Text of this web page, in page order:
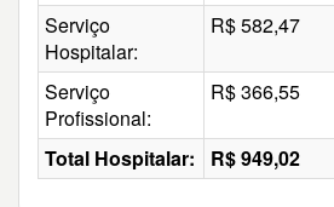
Serviço
Hospitalar:
R$ 582,47
Serviço
Profissional:
R$ 366,55
Total Hospitalar: R$ 949,02